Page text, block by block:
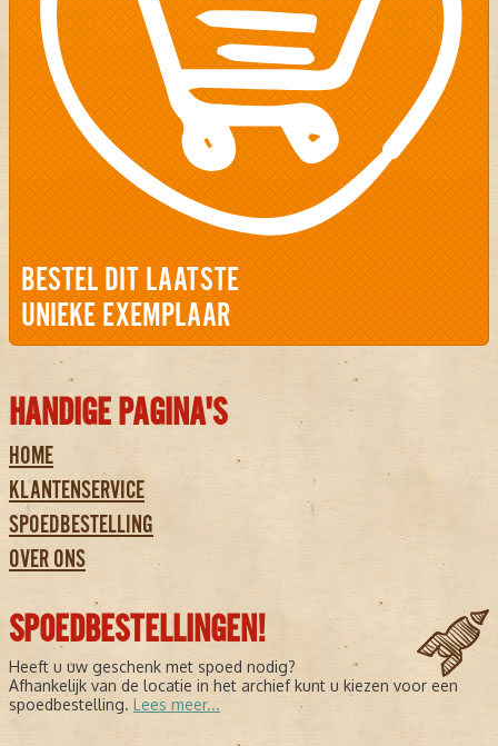
BESTEL DIT LAATSTE
UNIEKE EXEMPLAAR
HANDIGE PAGINA'S
HOME
KLANTENSERVICE
SPOEDBESTELLING
OVER ONS
SPOEDBESTELLINGEN!
Heeft u uw geschenk met spoed nodig?
Afhankelijk van de locatie in het archief kunt u kiezen voor een
spoedbestelling. Lees meer...